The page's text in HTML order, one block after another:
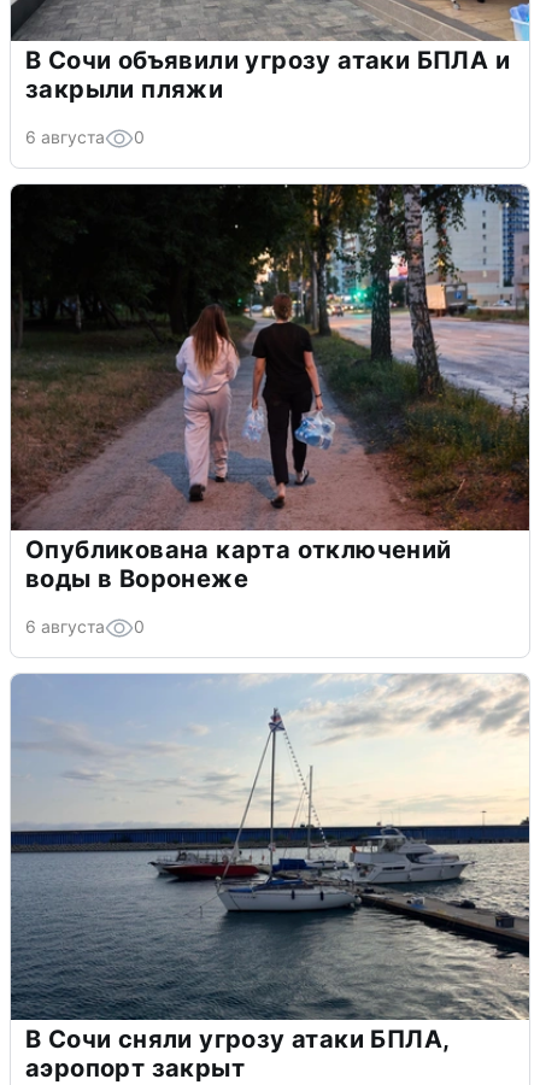
В Сочи объявили угрозу атаки БПЛА и
закрыли пляжи
6 августа 0
Опубликована карта отключений
воды в Воронеже
6 августа 0
В Сочи сняли угрозу атаки БПЛА,
аэропорт закрыт